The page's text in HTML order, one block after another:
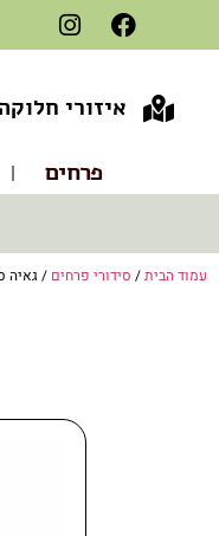
איזורי חלוקה
פרחים
עמוד הבית/ סידורי פרחים / גאיה